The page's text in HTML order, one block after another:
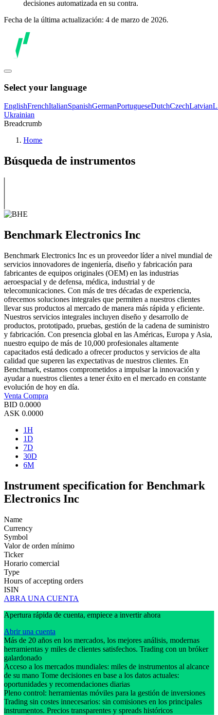
decisiones automatizada en su contra.
Fecha de la última actualización: 4 de marzo de 2026.
Select your language
EnglishFrenchItalianSpanishGermanPortugueseDutchCzechLatvian
Ukrainian
Breadcrumb
Home
Búsqueda de instrumentos
Benchmark Electronics Inc
Benchmark Electronics Inc es un proveedor líder a nivel mundial de
servicios innovadores de ingeniería, diseño y fabricación para
fabricantes de equipos originales (OEM) en las industrias
aeroespacial y de defensa, médica, industrial y de
telecomunicaciones. Con más de tres décadas de experiencia,
ofrecemos soluciones integrales que permiten a nuestros clientes
llevar sus productos al mercado de manera más rápida y eficiente.
Nuestros servicios integrales incluyen diseño y desarrollo de
productos, prototipado, pruebas, gestión de la cadena de suministro
y fabricación. Con presencia global en las Américas, Europa y Asia,
nuestro equipo de más de 10,000 profesionales altamente
capacitados está dedicado a ofrecer productos y servicios de alta
calidad que superen las expectativas de nuestros clientes. En
Benchmark, estamos comprometidos a impulsar la innovación y
ayudar a nuestros clientes a tener éxito en el mercado en constante
evolución de hoy en día.
Venta Compra
BID 0.0000
ASK 0.0000
1H
1D
7D
30D
6M
Instrument specification for Benchmark
Electronics Inc
Name
Currency
Symbol
Valor de orden mínimo
Ticker
Horario comercial
Type
Hours of accepting orders
ISIN
ABRA UNA CUENTA
Apertura rápida de cuenta, empiece a invertir ahora
Abrir una cuenta
Más de 20 años en los mercados, los mejores análisis, modernas
herramientas y miles de clientes satisfechos. Trading con un bróker
galardonado
Acceso a los mercados mundiales: miles de instrumentos al alcance
de su mano Tome decisiones en base a los datos actuales:
oportunidades y recomendaciones diarias
Pleno control: herramientas móviles para la gestión de inversiones
Trading sin costes innecesarios: sin comisiones en los principales
instrumentos. Precios transparentes y spreads históricos